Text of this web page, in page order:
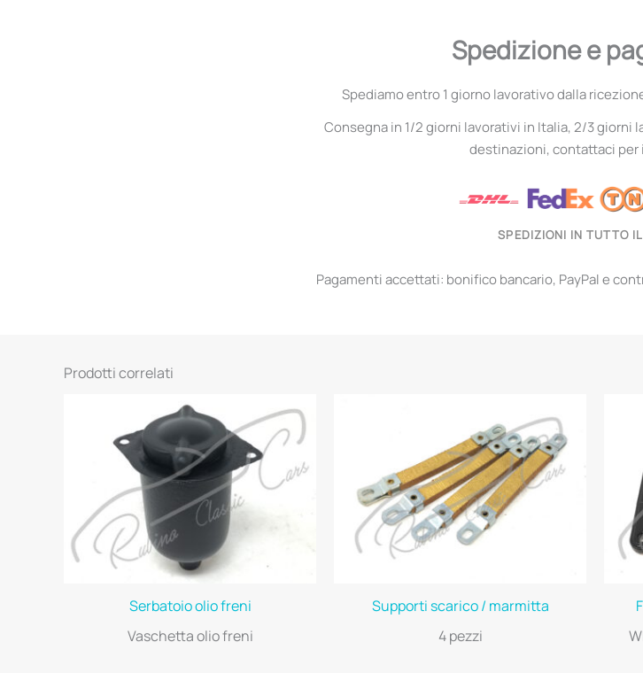
Spedizione e
Spediamo entro 1 giorno lavorativo dalla
Consegna in 1/2 giorni lavorativi in Italia, 2/3 giorni
destinazioni, contattaci per
SPEDIZIONI IN TUTTO
Pagamenti accettati: bonifico bancario, PayPal e
Prodotti correlati
Serbatoio olio freni
Vaschetta olio freni
Supporti scarico / marmitta
4 pezzi